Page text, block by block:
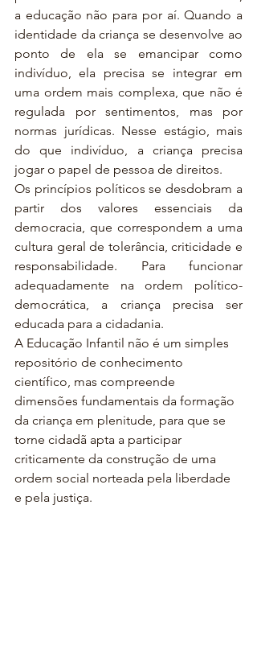
a educação não para por aí. Quando a
identidade da criança se desenvolve ao
ponto de ela se emancipar como
indivíduo, ela precisa se integrar em
uma ordem mais complexa, que não é
regulada por sentimentos, mas por
normas jurídicas. Nesse estágio, mais
do que indivíduo, a criança precisa
jogar o papel de pessoa de direitos.
Os princípios políticos se desdobram a
partir dos valores essenciais da
democracia, que correspondem a uma
cultura geral de tolerância, criticidade e
responsabilidade. Para funcionar
adequadamente na ordem político-
democrática, a criança precisa ser
educada para a cidadania.
A Educação Infantil não é um simples
repositório de conhecimento
científico, mas compreende
dimensões fundamentais da formação
da criança em plenitude, para que se
torne cidadã apta a participar
criticamente da construção de uma
ordem social norteada pela liberdade
e pela justiça.